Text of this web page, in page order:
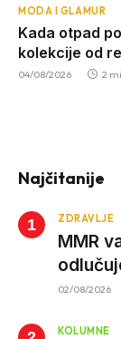
MODA I GLAMUR
Kada otpad
kolekcije od
04/08/2026 2
Najčitanije
ZDRAVLJE
MMR
vjeruju
02/08/2026
KOLUMNE